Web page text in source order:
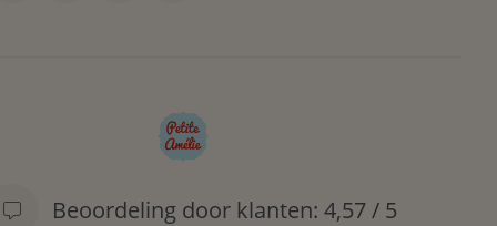
Beoordeling door klanten: 4,57 / 5